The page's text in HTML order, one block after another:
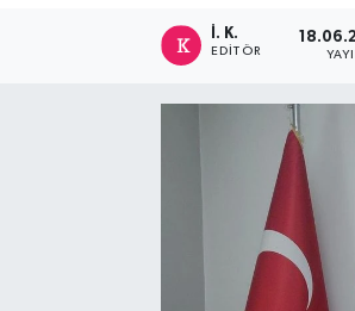
İ. K.
EDITÖR